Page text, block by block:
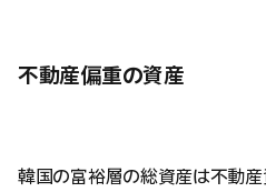
不動産偏重の資産
韓国の富裕層の総資産は不動産